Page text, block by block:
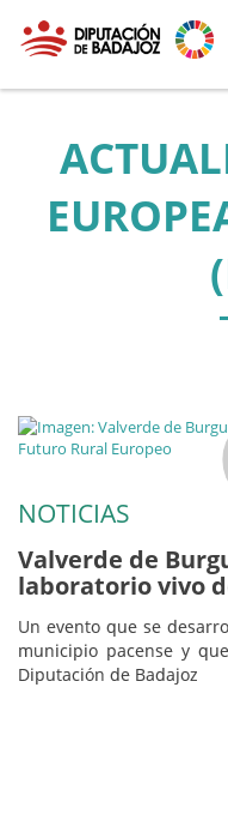
NOTICIAS
Valverde de
laboratorio vivo
Un evento que se
municipio pacense y
Diputación de Badajoz